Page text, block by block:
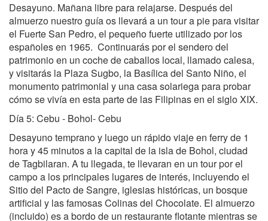
Desayuno. Mañana libre para relajarse. Después del
almuerzo nuestro guía os llevará a un tour a pie para visitar
el Fuerte San Pedro, el pequeño fuerte utilizado por los
españoles en 1965. Continuarás por el sendero del
patrimonio en un coche de caballos local, llamado calesa,
y visitarás la Plaza Sugbo, la Basílica del Santo Niño, el
monumento patrimonial y una casa solariega para probar
cómo se vivía en esta parte de las Filipinas en el siglo XIX.
Día 5: Cebu - Bohol- Cebu
Desayuno temprano y luego un rápido viaje en ferry de 1
hora y 45 minutos a la capital de la isla de Bohol, ciudad
de Tagbilaran. A tu llegada, te llevaran en un tour por el
campo a los principales lugares de interés, incluyendo el
Sitio del Pacto de Sangre, iglesias históricas, un bosque
artificial y las famosas Colinas del Chocolate. El almuerzo
(incluido) es a bordo de un restaurante flotante mientras se